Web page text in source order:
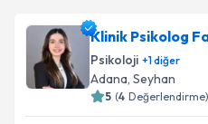
Klinik Psikolog
Psikoloji +1diğer
Adana, Seyhan
5 (4 Değerlendirme)